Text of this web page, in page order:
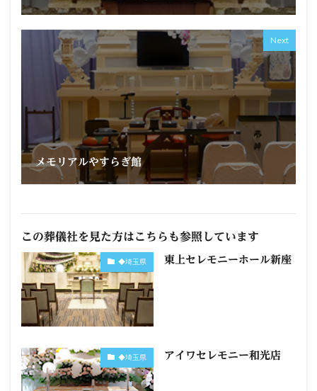
Next
メモリアルやすらぎ館
この葬儀社を見た方はこちらも参照しています
◆埼玉県 東上セレモニーホール新座
◆埼玉県 アイワセレモニー和光店